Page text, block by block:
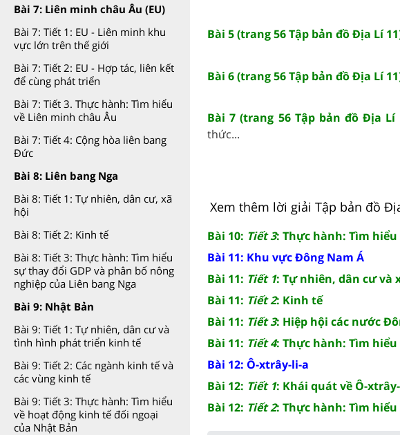
Bài 7: Liên minh châu Âu (EU)
Bài 7: Tiết 1: EU - Liên minh khu
vực lớn trên thế giới
Bài 7: Tiết 2: EU - Hợp tác, liên kết
để cùng phát triển
Bài 7: Tiết 3. Thực hành: Tìm hiểu
về Liên minh châu Âu
Bài 7: Tiết 4: Cộng hòa liên bang
Đức
Bài 8: Liên bang Nga
Bài 8: Tiết 1: Tự nhiên, dân cư, xã
hội
Bài 8: Tiết 2: Kinh tế
Bài 8: Tiết 3: Thực hành: Tìm hiểu
sự thay đổi GDP và phân bố nông
nghiệp của Liên bang Nga
Bài 9: Nhật Bản
Bài 9: Tiết 1: Tự nhiên, dân cư và
tình hình phát triển kinh tế
Bài 9: Tiết 2: Các ngành kinh tế và
các vùng kinh tế
Bài 9: Tiết 3: Thực hành: Tìm hiểu
về hoạt động kinh tế đối ngoại
của Nhật Bản
Bài 5 (trang 56 Tập bản đồ Địa Lí
Bài 6 (trang 56 Tập bản đồ Địa Lí
Bài 7 (trang 56 Tập bản đồ Địa Lí
thức...
Xem thêm lời giải Tập bản đồ
Bài 10: Tiết 3: Thực hành: Tìm
Bài 11: Khu vực Đông Nam Á
Bài 11: Tiết 1: Tự nhiên, dân cư và
Bài 11: Tiết 2: Kinh tế
Bài 11: Tiết 3: Hiệp hội các nước
Bài 11: Tiết 4: Thực hành: Tìm
Bài 12: Ô-xtrây-li-a
Bài 12: Tiết 1: Khái quát về Ô-
Bài 12: Tiết 2: Thực hành: Tìm